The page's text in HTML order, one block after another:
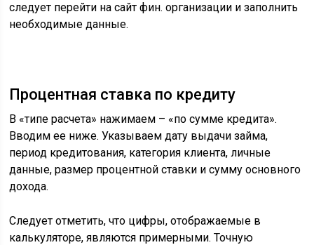
следует перейти на сайт фин. организации и заполнить
необходимые данные.
Процентная ставка по кредиту
В «типе расчета» нажимаем – «по сумме кредита».
Вводим ее ниже. Указываем дату выдачи займа,
период кредитования, категория клиента, личные
данные, размер процентной ставки и сумму основного
дохода.
Следует отметить, что цифры, отображаемые в
калькуляторе, являются примерными. Точную